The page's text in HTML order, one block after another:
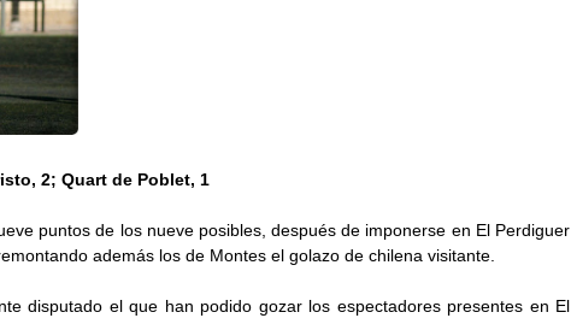
2; Quart de Poblet, 1
puntos de los nueve posibles, después de imponerse en El Perdiguer
además los de Montes el golazo de chilena visitante.
disputado el que han podido gozar los espectadores presentes en El